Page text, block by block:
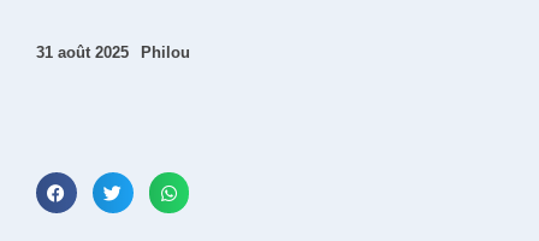
31 août 2025 Philou